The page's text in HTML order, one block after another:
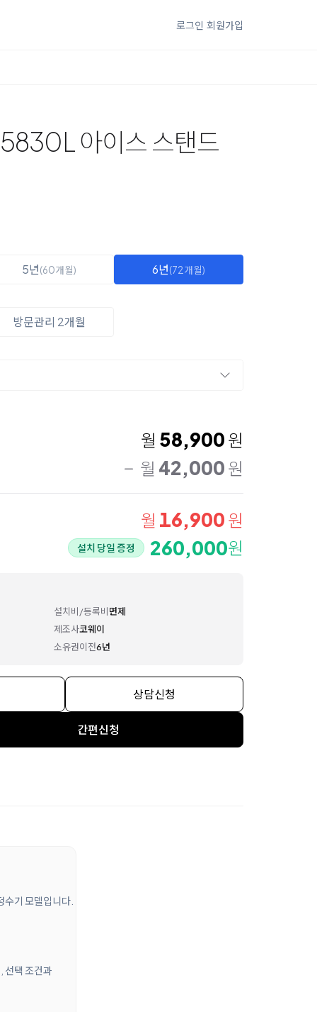
로그인 회원가입
아이스 스탠드
5년(60개월) 6년(72개월)
방문관리 2개월
월 58,900 원
월 42,000 원
월 16,900 원
설치 당일 증정 260,000원
설치비/등록비면제
제조사코웨이
소유권이전6년
상담신청
간편신청
기 모델입니다.
선택 조건과